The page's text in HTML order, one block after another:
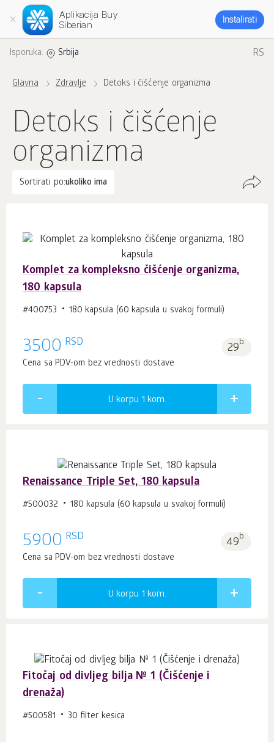
Aplikacija Buy
Siberian
Instalirati
Isporuka: Srbija RS
Glavna Zdravlje Detoks i čišćenje organizma
Detoks i čišćenje
organizma
Sortirati po:ukoliko ima
Komplet za kompleksno čišćenje organizma,
180 kapsula
#400753 180 kapsula (60 kapsula u svakoj formuli)
3500 RSD 29b.
Cena sa PDV-om bez vrednosti dostave
U korpu 1 kom.
Renaissance Triple Set, 180 kapsula
#500032 180 kapsula (60 kapsula u svakoj formuli)
5900 RSD 49b.
Cena sa PDV-om bez vrednosti dostave
U korpu 1 kom.
Fitočaj od divljeg bilja № 1 (Čišćenje i
drenaža)
#500581 30 filter kesica